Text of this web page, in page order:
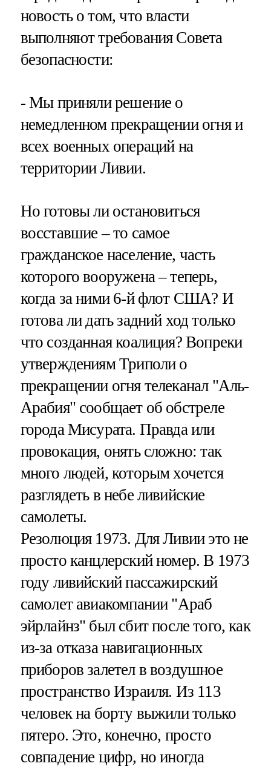
новость о том, что власти
выполняют требования Совета
безопасности:
- Мы приняли решение о
немедленном прекращении огня и
всех военных операций на
территории Ливии.
Но готовы ли остановиться
восставшие – то самое
гражданское население, часть
которого вооружена – теперь,
когда за ними 6-й флот США? И
готова ли дать задний ход только
что созданная коалиция? Вопреки
утверждениям Триполи о
прекращении огня телеканал "Аль-
Арабия" сообщает об обстреле
города Мисурата. Правда или
провокация, онять сложно: так
много людей, которым хочется
разглядеть в небе ливийские
самолеты.
Резолюция 1973. Для Ливии это не
просто канцлерский номер. В 1973
году ливийский пассажирский
самолет авиакомпании "Араб
эйрлайнз" был сбит после того, как
из-за отказа навигационных
приборов залетел в воздушное
пространство Израиля. Из 113
человек на борту выжили только
пятеро. Это, конечно, просто
совпадение цифр, но иногда